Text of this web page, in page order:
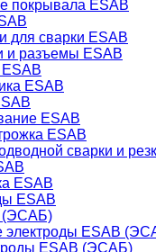
покрывала ESAB
для сварки ESAB
и разъемы ESAB
ESAB
ESAB
ESAB
сварки и
ESAB
ESAB
(ЭСАБ)
ESAB
ESAB (ЭСАБ)